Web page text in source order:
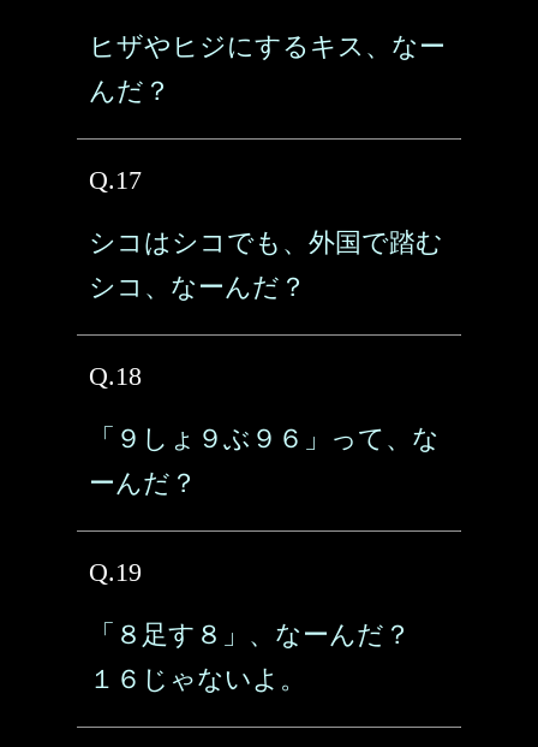
ヒザやヒジにするキス、なー
んだ？
Q.17
シコはシコでも、外国で踏む
シコ、なーんだ？
Q.18
「９しょ９ぶ９６」って、な
ーんだ？
Q.19
「８足す８」、なーんだ？
１６じゃないよ。